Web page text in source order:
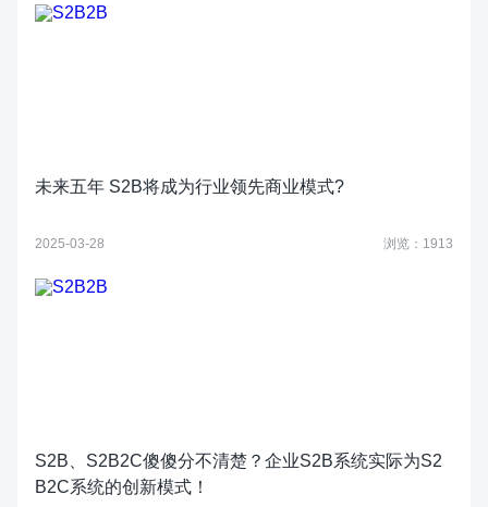
未来五年 S2B将成为行业领先商业模式?
2025-03-28 浏览：1913
S2B、S2B2C傻傻分不清楚？企业S2B系统实际为S2
B2C系统的创新模式！